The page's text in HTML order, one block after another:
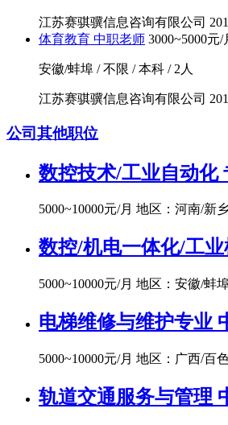
江苏赛骐骥信息咨询有限公司
体育教育 中职老师 3000~5000元/
安徽/蚌埠 / 不限 / 本科 / 2人
江苏赛骐骥信息咨询有限公司
公司其他职位
数控技术/工业自动化
5000~10000元/月 地区：河南/新
数控/机电一体化/工业
5000~10000元/月 地区：安徽/蚌
电梯维修与维护专业
5000~10000元/月 地区：广西/百
轨道交通服务与管理